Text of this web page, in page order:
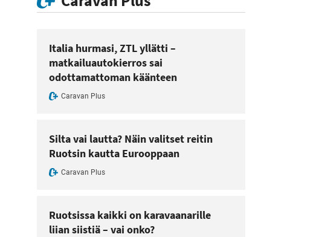
Italia hurmasi, ZTL yllätti –
matkailuautokierros sai
odottamattoman käänteen
Caravan Plus
Silta vai lautta? Näin valitset reitin
Ruotsin kautta Eurooppaan
Caravan Plus
Ruotsissa kaikki on karavaanarille
liian siistiä – vai onko?